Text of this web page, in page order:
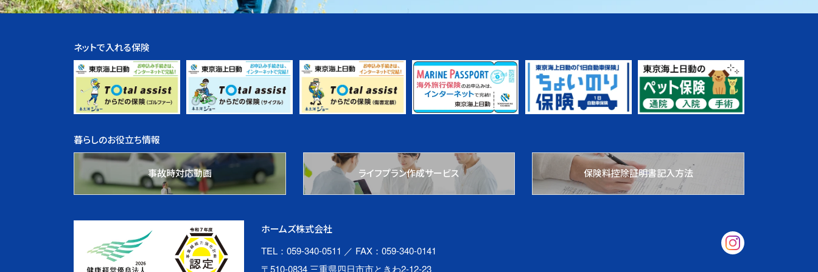
ネットで入れる保険
暮らしのお役立ち情報
事故時対応動画 ライフプラン作成サービス 保険料控除証明書記入方法
ホームズ株式会社
TEL：059-340-0511 ／ FAX：059-340-0141
〒510-0834 三重県四日市市ときわ2-12-23